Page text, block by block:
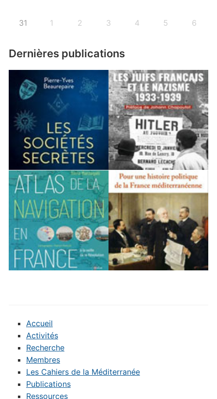
31 1 2 3 4 5 6
Dernières publications
Accueil
Activités
Recherche
Membres
Les Cahiers de la Méditerranée
Publications
Ressources